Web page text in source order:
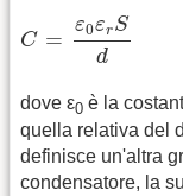
C =
ε0εrS
d
εr S
dove ε0 è la
quella relativa del
definisce un'altra
condensatore, la